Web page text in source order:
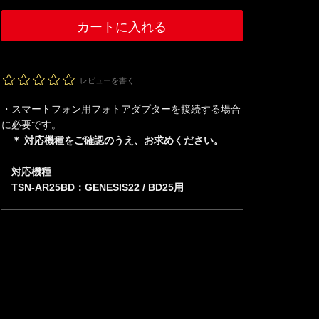
レビューを書く
・スマートフォン用フォトアダプターを接続する場合
に必要です。
＊ 対応機種をご確認のうえ、お求めください。
対応機種
TSN-AR25BD：GENESIS22 / BD25用